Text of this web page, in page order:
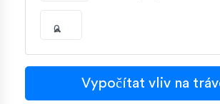
0
Vypočítat vliv na